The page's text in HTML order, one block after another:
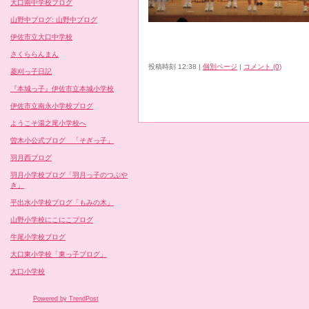
大口南中学校ブログ
山野中ブログ: 山野中ブログ
伊佐市立大口中学校
さくららんまん
菱刈っ子日記
『本城っ子』伊佐市立本城小学校
伊佐市立南永小学校ブログ
ようこそ湯之尾小学校へ
曽木小公式ブログ 「そぎっ子」
羽月西ブログ
羽月小学校ブログ「羽月っ子のつぶや
き」
平出水小学校ブログ「もみの木」
山野小学校にこにこブログ
牛尾小学校ブログ
大口東小学校「東っ子ブログ」
大口小学校
Powered by TrendPost
投稿時刻 12:38 | 個別ページ | コメント (0)